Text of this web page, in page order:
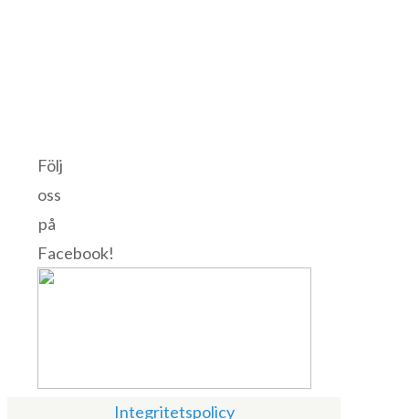
Följ
oss
på
Facebook!
Integritetspolicy